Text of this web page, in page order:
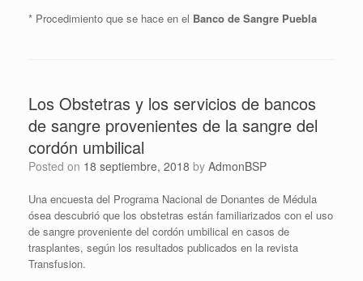
* Procedimiento que se hace en el Banco de Sangre Puebla
Los Obstetras y los servicios de bancos
de sangre provenientes de la sangre del
cordón umbilical
Posted on 18 septiembre, 2018 by AdmonBSP
Una encuesta del Programa Nacional de Donantes de Médula
ósea descubrió que los obstetras están familiarizados con el uso
de sangre proveniente del cordón umbilical en casos de
trasplantes, según los resultados publicados en la revista
Transfusion.